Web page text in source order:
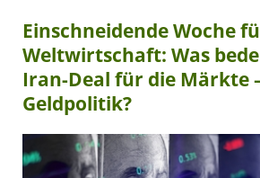
Einschneidende Woche
Weltwirtschaft: Was
Iran-Deal für die Märkte
Geldpolitik?